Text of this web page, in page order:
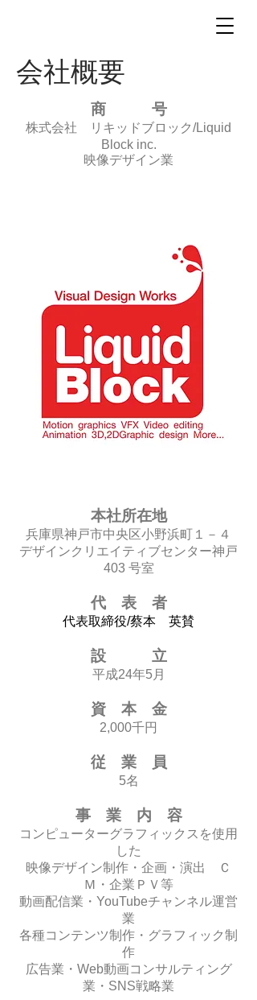
​会社概要
商 号
株式会社 リキッドブロック/Liquid
Block inc.
映像デザイン業
本社所在地
兵庫県神戸市中央区小野浜町１－４
デザインクリエイティブセンター神戸
403 号室
代 表 者
代表取締役/​蔡本 英賛
設 立
平成24年5月
資 本 金
2,000千円
従 業 員
5名
事 業 内 容
コンピューターグラフィックスを使用
した
映像デザイン制作・企画・演出 Ｃ
Ｍ・企業ＰＶ等
動画配信業・YouTubeチャンネル運営
業
各種コンテンツ制作・グラフィック制
作
​広告業・Web動画コンサルティング
業・SNS戦略業